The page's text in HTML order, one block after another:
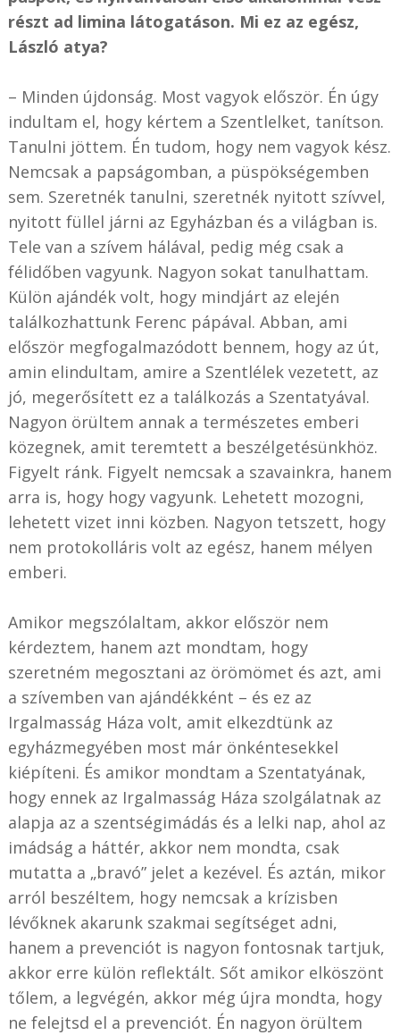
részt ad limina látogatáson. Mi ez az egész,
László atya?
– Minden újdonság. Most vagyok először. Én úgy
indultam el, hogy kértem a Szentlelket, tanítson.
Tanulni jöttem. Én tudom, hogy nem vagyok kész.
Nemcsak a papságomban, a püspökségemben
sem. Szeretnék tanulni, szeretnék nyitott szívvel,
nyitott füllel járni az Egyházban és a világban is.
Tele van a szívem hálával, pedig még csak a
félidőben vagyunk. Nagyon sokat tanulhattam.
Külön ajándék volt, hogy mindjárt az elején
találkozhattunk Ferenc pápával. Abban, ami
először megfogalmazódott bennem, hogy az út,
amin elindultam, amire a Szentlélek vezetett, az
jó, megerősített ez a találkozás a Szentatyával.
Nagyon örültem annak a természetes emberi
közegnek, amit teremtett a beszélgetésünkhöz.
Figyelt ránk. Figyelt nemcsak a szavainkra, hanem
arra is, hogy hogy vagyunk. Lehetett mozogni,
lehetett vizet inni közben. Nagyon tetszett, hogy
nem protokolláris volt az egész, hanem mélyen
emberi.
Amikor megszólaltam, akkor először nem
kérdeztem, hanem azt mondtam, hogy
szeretném megosztani az örömömet és azt, ami
a szívemben van ajándékként – és ez az
Irgalmasság Háza volt, amit elkezdtünk az
egyházmegyében most már önkéntesekkel
kiépíteni. És amikor mondtam a Szentatyának,
hogy ennek az Irgalmasság Háza szolgálatnak az
alapja az a szentségimádás és a lelki nap, ahol az
imádság a háttér, akkor nem mondta, csak
mutatta a „bravó” jelet a kezével. És aztán, mikor
arról beszéltem, hogy nemcsak a krízisben
lévőknek akarunk szakmai segítséget adni,
hanem a prevenciót is nagyon fontosnak tartjuk,
akkor erre külön reflektált. Sőt amikor elköszönt
tőlem, a legvégén, akkor még újra mondta, hogy
ne felejtsd el a prevenciót. Én nagyon örültem